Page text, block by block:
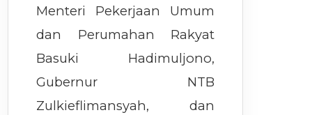
Menteri Pekerjaan Umum
dan Perumahan Rakyat
Basuki Hadimuljono,
Gubernur NTB
Zulkieflimansyah, dan